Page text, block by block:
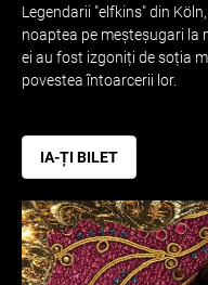
Legendarii "elfkins" din
noaptea pe meșteșugari la
ei au fost izgoniți de soția
povestea întoarcerii lor.
IA-ȚI BILET